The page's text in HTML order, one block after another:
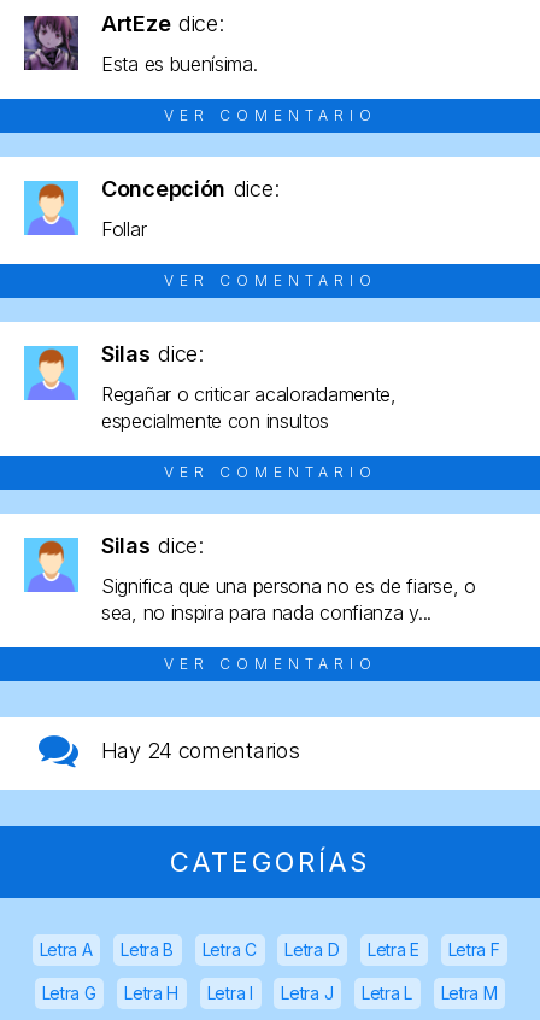
ArtEze dice:
Esta es buenísima.
VER COMENTARIO
Concepción dice:
Follar
VER COMENTARIO
Silas dice:
Regañar o criticar acaloradamente,
especialmente con insultos
VER COMENTARIO
Silas dice:
Significa que una persona no es de fiarse, o
sea, no inspira para nada confianza y...
VER COMENTARIO
Hay 24 comentarios
CATEGORÍAS
Letra A Letra B Letra C Letra D Letra E Letra F
Letra G Letra H Letra I Letra J Letra L Letra M